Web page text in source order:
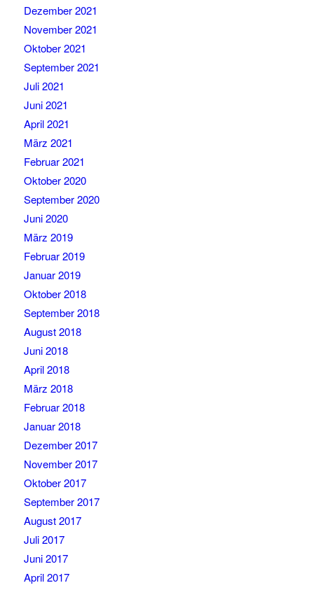
Dezember 2021
November 2021
Oktober 2021
September 2021
Juli 2021
Juni 2021
April 2021
März 2021
Februar 2021
Oktober 2020
September 2020
Juni 2020
März 2019
Februar 2019
Januar 2019
Oktober 2018
September 2018
August 2018
Juni 2018
April 2018
März 2018
Februar 2018
Januar 2018
Dezember 2017
November 2017
Oktober 2017
September 2017
August 2017
Juli 2017
Juni 2017
April 2017